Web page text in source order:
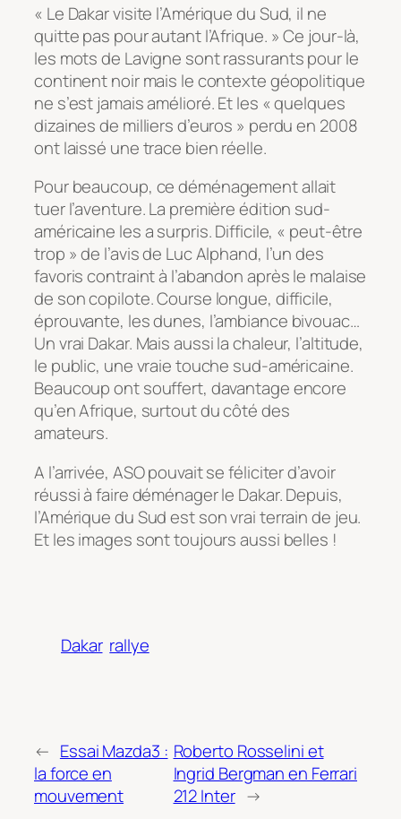
« Le Dakar visite l’Amérique du Sud, il ne
quitte pas pour autant l’Afrique. » Ce jour-là,
les mots de Lavigne sont rassurants pour le
continent noir mais le contexte géopolitique
ne s’est jamais amélioré. Et les « quelques
dizaines de milliers d’euros » perdu en 2008
ont laissé une trace bien réelle.
Pour beaucoup, ce déménagement allait
tuer l’aventure. La première édition sud-
américaine les a surpris. Difficile, « peut-être
trop » de l’avis de Luc Alphand, l’un des
favoris contraint à l’abandon après le malaise
de son copilote. Course longue, difficile,
éprouvante, les dunes, l’ambiance bivouac…
Un vrai Dakar. Mais aussi la chaleur, l’altitude,
le public, une vraie touche sud-américaine.
Beaucoup ont souffert, davantage encore
qu’en Afrique, surtout du côté des
amateurs.
A l’arrivée, ASO pouvait se féliciter d’avoir
réussi à faire déménager le Dakar. Depuis,
l’Amérique du Sud est son vrai terrain de jeu.
Et les images sont toujours aussi belles !
Dakar rallye
← Essai Mazda3 :
la force en
mouvement
Roberto Rosselini et
Ingrid Bergman en Ferrari
212 Inter →